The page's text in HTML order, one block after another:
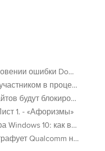
interrupted в Chrome - «Windows»
ФАС против Google - «Интернет»
- «Интернет»
1. - «Афоризмы»
реестр Виндовс 10 - «Windows»
на $774 млн - «Новости сети»